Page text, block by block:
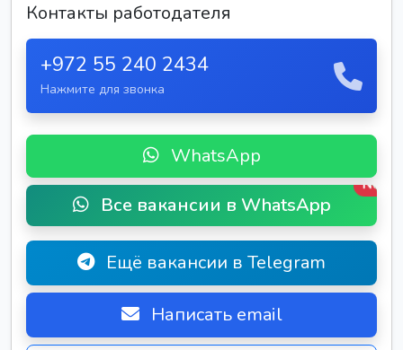
Контакты работодателя
+972 55 240 2434
Нажмите для звонка
WhatsApp
Все вакансии в WhatsApp
New
Ещё вакансии в Telegram
Написать email